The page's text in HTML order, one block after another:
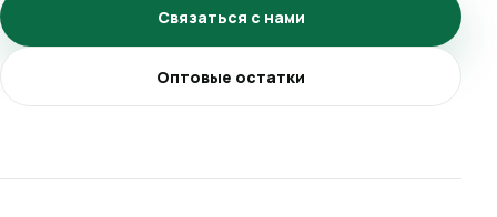
Связаться с нами
Оптовые остатки